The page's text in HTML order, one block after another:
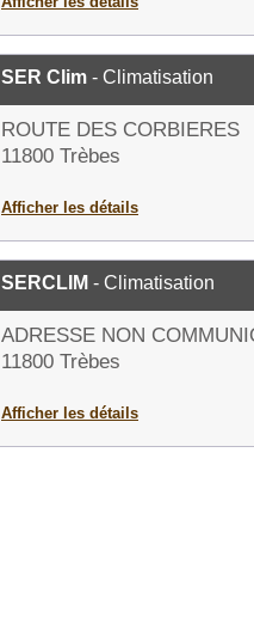
SER Clim - Climatisation
ROUTE DES CORBIERES
11800 Trèbes
Afficher les détails
SERCLIM - Climatisation
ADRESSE NON
11800 Trèbes
Afficher les détails